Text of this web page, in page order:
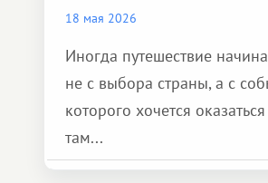
18 мая 2026
Иногда путешествие
не с выбора страны, а с
которого хочется
там...